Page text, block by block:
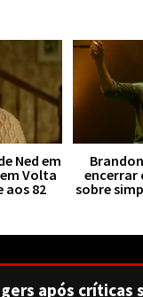
Ned em
Volta
aos 82
encerrar
sobre
após críticas